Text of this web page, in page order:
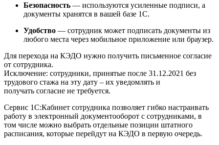
Безопасность — используются усиленные подписи, а
документы хранятся в вашей базе 1С.
Удобство — сотрудник может подписать документы из
любого места через мобильное приложение или браузер.
Для перехода на КЭДО нужно получить письменное согласие
от сотрудника.
Исключение: сотрудники, принятые после 31.12.2021 без
трудового стажа на эту дату – их уведомлять и
получать согласие не требуется.
Сервис 1С:Кабинет сотрудника позволяет гибко настраивать
работу в электронный документооборот с сотрудниками, в
том числе можно выбрать отдельные позиции штатного
расписания, которые перейдут на КЭДО в первую очередь.